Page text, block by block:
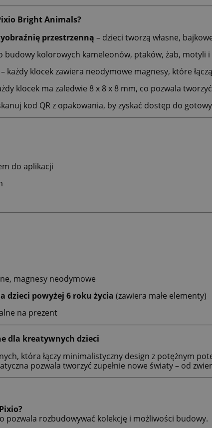
Bright Animals?
przestrzenną – dzieci tworzą własne,
budowy kolorowych kameleonów, ptaków, żab, motyli
– każdy klocek zawiera neodymowe magnesy, które
klocek ma zaledwie 8 x 8 x 8 mm, co pozwala
kod QR z opakowania, by zyskać dostęp do
do aplikacji
magnesy neodymowe
dzieci powyżej 6 roku życia (zawiera małe elementy)
na prezent
dla kreatywnych dzieci
która łączy minimalistyczny design z potężnym
pozwala tworzyć zupełnie nowe światy – od
pozwala rozbudowywać kolekcję i możliwości budowy.